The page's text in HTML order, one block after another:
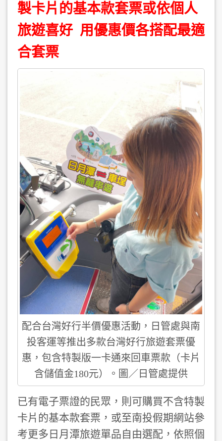
製卡片的基本款套票或依個人
旅遊喜好 用優惠價各搭配最適
合套票
配合台灣好行半價優惠活動，日管處與南
投客運等推出多款台灣好行旅遊套票優
惠，包含特製版一卡通來回車票款（卡片
含儲值金180元）。圖／日管處提供
已有電子票證的民眾，則可購買不含特製
卡片的基本款套票，或至南投假期網站參
考更多日月潭旅遊單品自由選配，依照個